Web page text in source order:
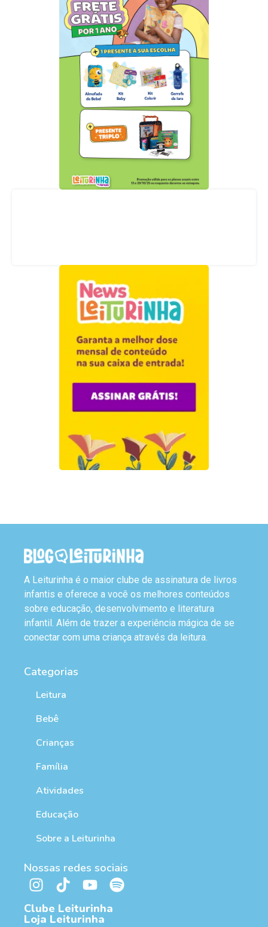
A Leiturinha é o maior clube de assinatura de livros
infantis e oferece a você os melhores conteúdos
sobre educação, desenvolvimento e literatura
infantil. Além de trazer a experiência mágica de se
conectar com uma criança através da leitura.
Categorias
Leitura
Bebê
Crianças
Família
Atividades
Educação
Sobre a Leiturinha
Nossas redes sociais
Clube Leiturinha
Loja Leiturinha